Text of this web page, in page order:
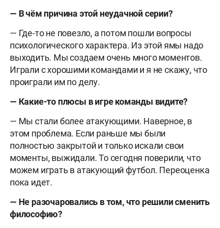
— В чём причина этой неудачной серии?
— Где-то не повезло, а потом пошли вопросы
психологического характера. Из этой ямы надо
выходить. Мы создаем очень много моментов.
Играли с хорошими командами и я не скажу, что
проиграли им по делу.
— Какие-то плюсы в игре команды видите?
— Мы стали более атакующими. Наверное, в
этом проблема. Если раньше мы были
полностью закрытой и только искали свои
моменты, выжидали. То сегодня поверили, что
можем играть в атакующий футбол. Переоценка
пока идет.
— Не разочаровались в том, что решили сменить
философию?